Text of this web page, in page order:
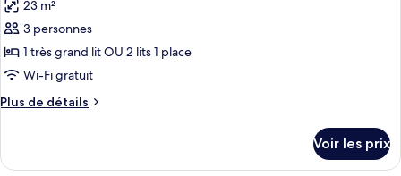
grand
lit
Chambre
Classique,
très
grand
les
photos
pour
ce
type
de
Chambre
23 m²
3 personnes
1 très grand lit OU 2 lits 1 place
Wi-Fi gratuit
Plus de détails
Plus
le
Voir les prix